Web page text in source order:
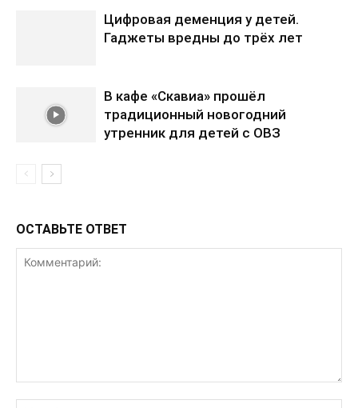
Цифровая деменция у детей.
Гаджеты вредны до трёх лет
В кафе «Скавиа» прошёл
традиционный новогодний
утренник для детей с ОВЗ
ОСТАВЬТЕ ОТВЕТ